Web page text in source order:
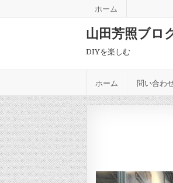
ホーム
山田芳照ブロ
DIYを楽しむ
ホーム 問い合わ